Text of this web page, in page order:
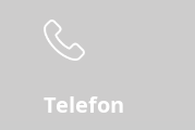
Telefon